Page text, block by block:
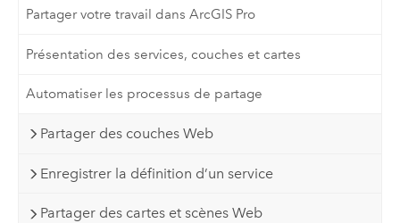
Partager votre travail dans ArcGIS Pro
Présentation des services, couches et cartes
Automatiser les processus de partage
Partager des couches Web
Enregistrer la définition d’un service
Partager des cartes et scènes Web